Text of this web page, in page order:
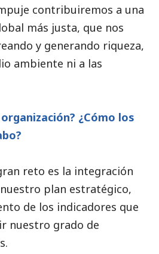
contribuiremos a una
más justa, que nos
y generando riqueza,
ambiente ni a las
¿Cómo los
reto es la integración
nuestro plan estratégico,
de los indicadores que
nuestro grado de